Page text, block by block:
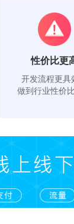
性价比更
开发流程更具
做到行业性价